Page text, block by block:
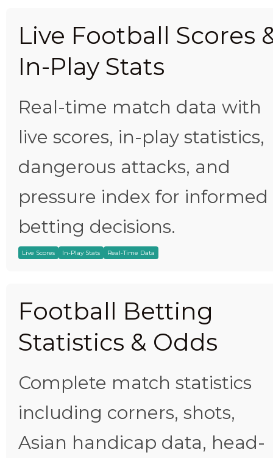
Live Football Scores
In-Play Stats
Real-time match data with
live scores, in-play statistics,
dangerous attacks, and
pressure index for informed
betting decisions.
Live Scores In-Play Stats Real-Time Data
Football Betting
Statistics & Odds
Complete match statistics
including corners, shots,
Asian handicap data, head-